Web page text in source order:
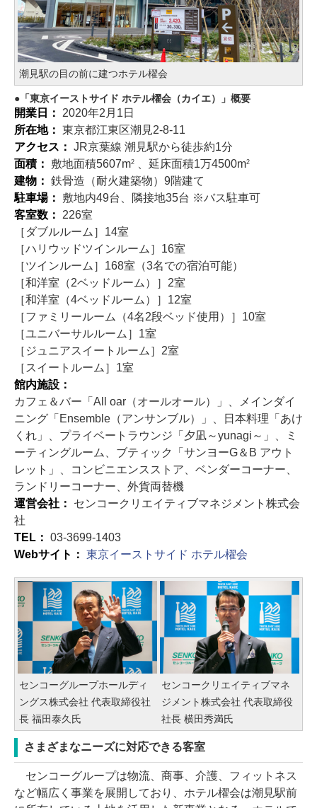
潮見駅の目の前に建つホテル櫂会
「東京イーストサイド ホテル櫂会（カイエ）」概要
開業日： 2020年2月1日
所在地： 東京都江東区潮見2-8-11
アクセス： JR京葉線 潮見駅から徒歩約1分
面積： 敷地面積5607m2、延床面積1万4500m2
建物： 鉄骨造（耐火建築物）9階建て
駐車場： 敷地内49台、隣接地35台 ※バス駐車可
客室数： 226室
［ダブルルーム］14室
［ハリウッドツインルーム］16室
［ツインルーム］168室（3名での宿泊可能）
［和洋室（2ベッドルーム）］2室
［和洋室（4ベッドルーム）］12室
［ファミリールーム（4名2段ベッド使用）］10室
［ユニバーサルルーム］1室
［ジュニアスイートルーム］2室
［スイートルーム］1室
館内施設：
カフェ＆バー「All oar（オールオール）」、メインダイ
ニング「Ensemble（アンサンブル）」、日本料理「あけ
くれ」、プライベートラウンジ「夕凪～yunagi～」、ミ
ーティングルーム、ブティック「サンヨーG＆B アウト
レット」、コンビニエンスストア、ベンダーコーナー、
ランドリーコーナー、外貨両替機
運営会社： センコークリエイティブマネジメント株式会
社
TEL： 03-3699-1403
Webサイト： 東京イーストサイド ホテル櫂会
センコーグループホールディ
ングス株式会社 代表取締役社
長 福田泰久氏
センコークリエイティブマネ
ジメント株式会社 代表取締役
社長 横田秀満氏
さまざまなニーズに対応できる客室
センコーグループは物流、商事、介護、フィットネス
など幅広く事業を展開しており、ホテル櫂会は潮見駅前